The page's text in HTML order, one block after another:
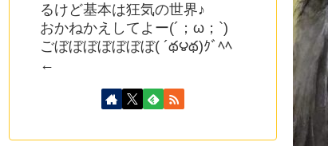
るけど基本は狂気の世界♪
おかねかえしてよー(´；ω；`)
ごぼぼぼぼぼぼぼ( ´థ౪థ)ｸﾞﾍﾍ
←